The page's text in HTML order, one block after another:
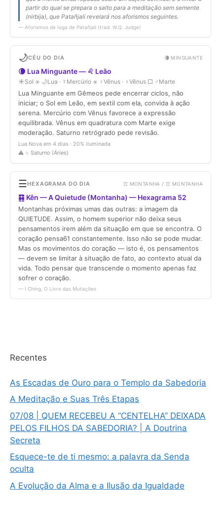
Recentes
As Escadas de Ouro para o Templo da Sabedoria
A Meditação e Suas Três Etapas
07/08 | QUEM RECEBEU A “CENTELHA” DEIXADA
PELOS FILHOS DA SABEDORIA? | A Doutrina
Secreta
Esquece-te de ti mesmo: a palavra da Senda
oculta
A Evolução da Alma e a Ilusão da Igualdade